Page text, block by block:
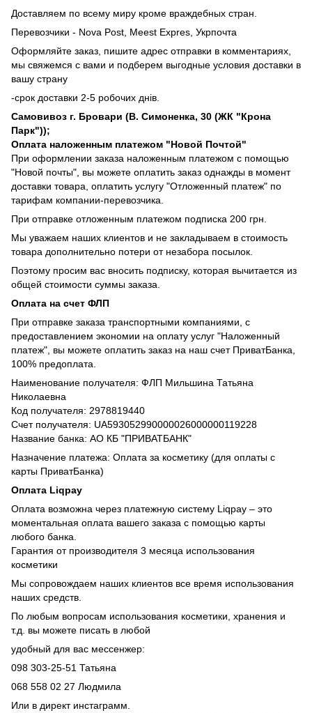
Доставляем по всему миру кроме враждебных стран.
Перевозчики - Nova Post, Meest Expres, Укрпочта
Оформляйте заказ, пишите адрес отправки в комментариях,
мы свяжемся с вами и подберем выгодные условия доставки в
вашу страну
-срок доставки 2-5 робочих днів.
Самовивоз г. Бровари (В. Симоненка, 30 (ЖК "Крона
Парк"));
Оплата наложенным платежом "Новой Почтой"
При оформлении заказа наложенным платежом с помощью
"Новой почты", вы можете оплатить заказ однажды в момент
доставки товара, оплатить услугу "Отложенный платеж" по
тарифам компании-перевозчика.
При отправке отложенным платежом подписка 200 грн.
Мы уважаем наших клиентов и не закладываем в стоимость
товара дополнительно потери от незабора посылок.
Поэтому просим вас вносить подписку, которая вычитается из
общей стоимости суммы заказа.
Оплата на счет ФЛП
При отправке заказа транспортными компаниями, с
предоставлением экономии на оплату услуг "Наложенный
платеж", вы можете оплатить заказ на наш счет ПриватБанка,
100% предоплата.
Наименование получателя: ФЛП Мильшина Татьяна
Николаевна
Код получателя: 2978819440
Счет получателя: UA593052990000026000000119228
Название банка: АО КБ "ПРИВАТБАНК"
Назначение платежа: Оплата за косметику (для оплаты с
карты ПриватБанка)
Оплата Liqpay
Оплата возможна через платежную систему Liqpay – это
моментальная оплата вашего заказа с помощью карты
любого банка.
Гарантия от производителя 3 месяца использования
косметики
Мы сопровождаем наших клиентов все время использования
наших средств.
По любым вопросам использования косметики, хранения и
т.д. вы можете писать в любой
удобный для вас мессенжер:
098 303-25-51 Татьяна
068 558 02 27 Людмила
Или в директ инстаграмм.